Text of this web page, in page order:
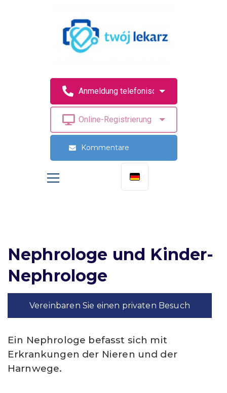
Kommentare
Nephrologe und Kinder-
Nephrologe
Vereinbaren Sie einen privaten Besuch
Ein Nephrologe befasst sich mit
Erkrankungen der Nieren und der
Harnwege.